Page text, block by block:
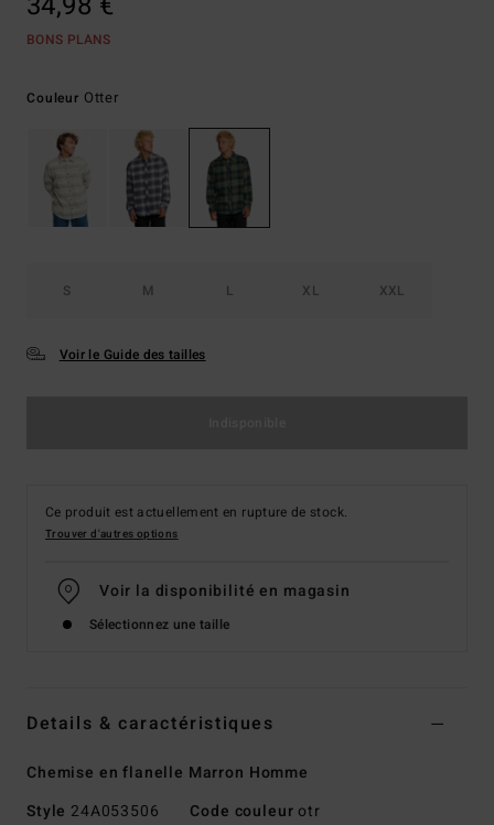
BONS PLANS
Couleur Otter
S M L XL XXL
Voir le Guide des tailles
Ce produit est actuellement en rupture de stock.
Trouver d'autres options
Voir la disponibilité en magasin
Sélectionnez une taille
Details & caractéristiques
Chemise en flanelle Marron Homme
Style 24A053506 Code couleur otr